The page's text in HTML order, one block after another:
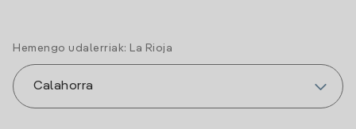
Hemengo udalerriak: La Rioja